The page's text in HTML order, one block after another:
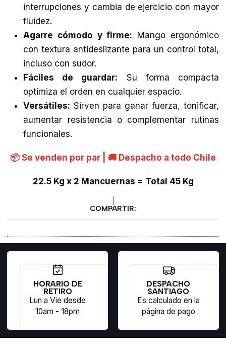
interrupciones y cambia de ejercicio con mayor
fluidez.
Agarre cómodo y firme: Mango ergonómico
con textura antideslizante para un control total,
incluso con sudor.
Fáciles de guardar: Su forma compacta
optimiza el orden en cualquier espacio.
Versátiles: Sirven para ganar fuerza, tonificar,
aumentar resistencia o complementar rutinas
funcionales.
📦 Se venden por par | 🚚 Despacho a todo Chile
22.5 Kg x 2 Mancuernas = Total 45 Kg
COMPARTIR:
HORARIO DE
RETIRO
Lun a Vie desde
10am - 18pm
DESPACHO
SANTIAGO
Es calculado en la
página de pago